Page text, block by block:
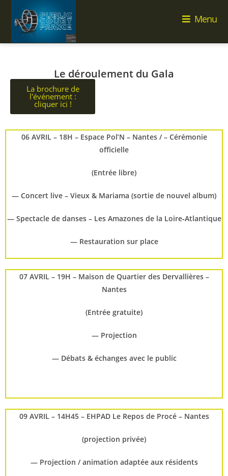
Menu
Le déroulement du Gala
La brochure de
l'événement :
cliquer ici !
06 AVRIL – 18H – Espace Pol’N – Nantes / – Cérémonie
officielle
(Entrée libre)
— Concert live – Vieux & Mariama (sortie de nouvel album)
— Spectacle de danses – Les Amazones de la Loire‑Atlantique
— Restauration sur place
07 AVRIL – 19H – Maison de Quartier des Dervallières –
Nantes
(Entrée gratuite)
— Projection
— Débats & échanges avec le public
09 AVRIL – 14H45 – EHPAD Le Repos de Procé – Nantes
(projection privée)
— Projection / animation adaptée aux résidents